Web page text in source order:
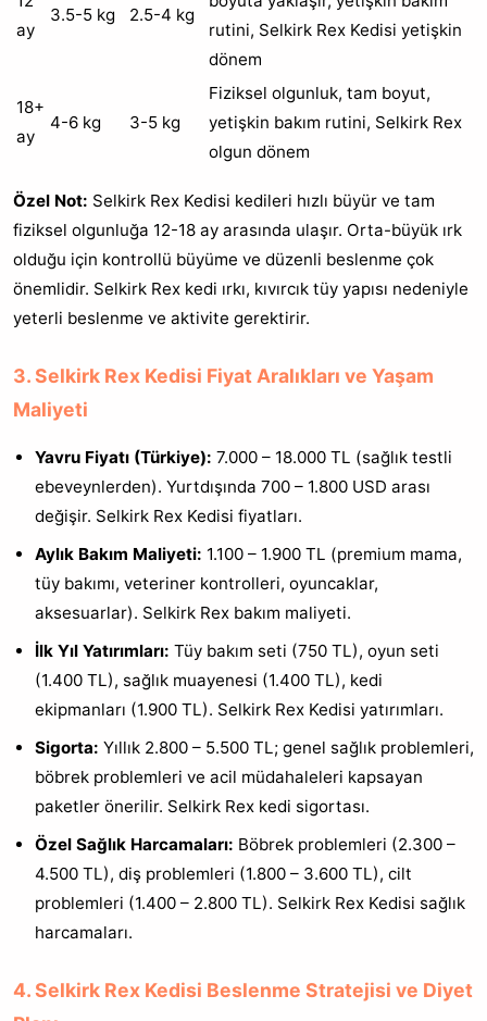
ay
3.5-5 kg 2.5-4 kg
rutini, Selkirk Rex Kedisi yetişkin
dönem
18+
ay
4-6 kg 3-5 kg
Fiziksel olgunluk, tam boyut,
yetişkin bakım rutini, Selkirk Rex
olgun dönem
Özel Not: Selkirk Rex Kedisi kedileri hızlı büyür ve tam
fiziksel olgunluğa 12-18 ay arasında ulaşır. Orta-büyük ırk
olduğu için kontrollü büyüme ve düzenli beslenme çok
önemlidir. Selkirk Rex kedi ırkı, kıvırcık tüy yapısı nedeniyle
yeterli beslenme ve aktivite gerektirir.
3. Selkirk Rex Kedisi Fiyat Aralıkları ve Yaşam
Maliyeti
Yavru Fiyatı (Türkiye): 7.000 – 18.000 TL (sağlık testli
ebeveynlerden). Yurtdışında 700 – 1.800 USD arası
değişir. Selkirk Rex Kedisi fiyatları.
Aylık Bakım Maliyeti: 1.100 – 1.900 TL (premium mama,
tüy bakımı, veteriner kontrolleri, oyuncaklar,
aksesuarlar). Selkirk Rex bakım maliyeti.
İlk Yıl Yatırımları: Tüy bakım seti (750 TL), oyun seti
(1.400 TL), sağlık muayenesi (1.400 TL), kedi
ekipmanları (1.900 TL). Selkirk Rex Kedisi yatırımları.
Sigorta: Yıllık 2.800 – 5.500 TL; genel sağlık problemleri,
böbrek problemleri ve acil müdahaleleri kapsayan
paketler önerilir. Selkirk Rex kedi sigortası.
Özel Sağlık Harcamaları: Böbrek problemleri (2.300 –
4.500 TL), diş problemleri (1.800 – 3.600 TL), cilt
problemleri (1.400 – 2.800 TL). Selkirk Rex Kedisi sağlık
harcamaları.
4. Selkirk Rex Kedisi Beslenme Stratejisi ve Diyet